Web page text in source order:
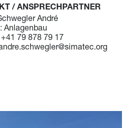
/ ANSPRECHPARTNER
André
Anlagenbau
79 878 79 17